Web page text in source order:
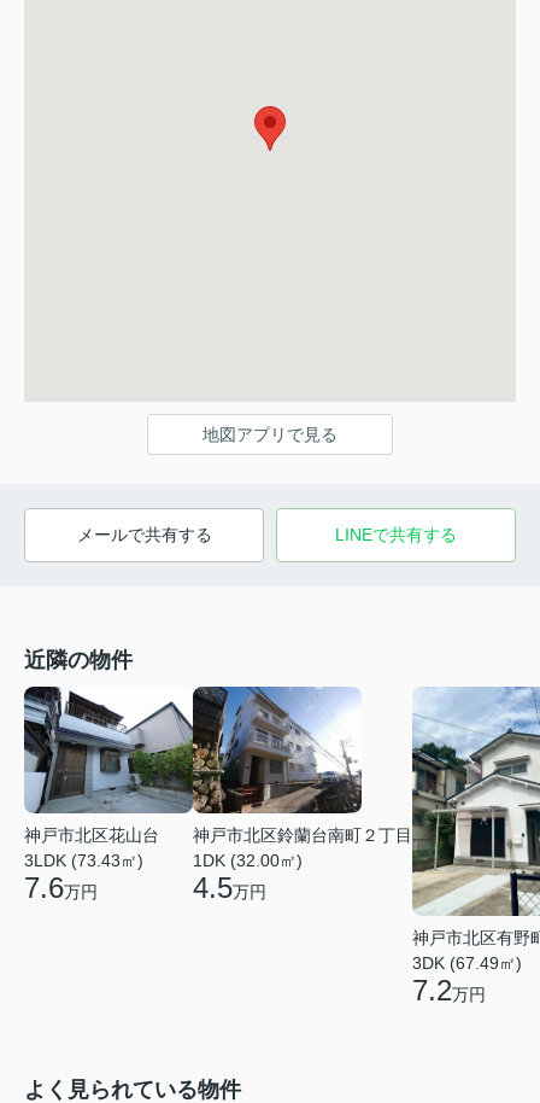
地図アプリで見る
メールで共有する LINEで共有する
近隣の物件
神戸市北区花山台
3LDK (73.43㎡)
7.6万円
神戸市北区鈴蘭台南町２丁目
1DK (32.00㎡)
4.5万円
神戸市北区有野
3DK (67.49㎡)
7.2万円
よく見られている物件